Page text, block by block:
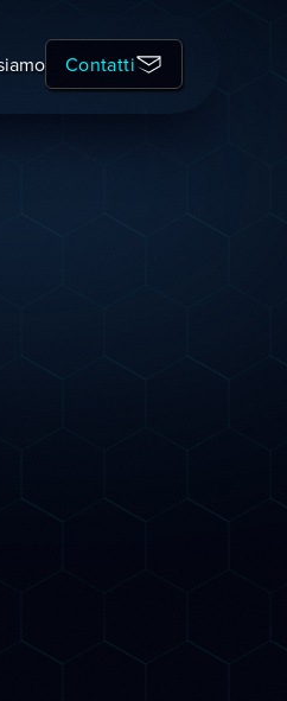
Contatti